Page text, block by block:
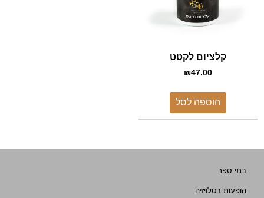
קלציום לקטט
₪47.00
הוספה לסל
בתי ספר
הופעות בטלויזיה